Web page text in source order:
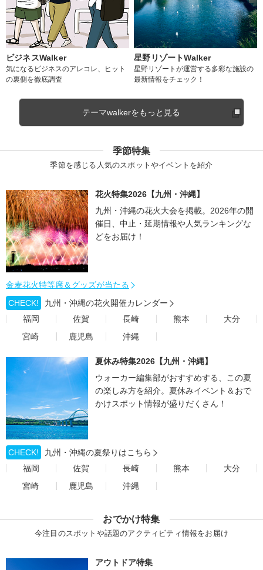
ビジネスWalker
気になるビジネスのアレコレ、ヒット
の裏側を徹底調査
星野リゾートWalker
星野リゾートが運営する多彩な施設の
最新情報をチェック！
テーマwalkerをもっと見る
季節特集
季節を感じる人気のスポットやイベントを紹介
花火特集2026【九州・沖縄】
九州・沖縄の花火大会を掲載。2026年の開
催日、中止・延期情報や人気ランキングな
どをお届け！
金麦花火特等席＆グッズが当たる
CHECK!
九州・沖縄の花火開催カレンダー
福岡
佐賀 長崎 熊本
大分
宮崎
鹿児島 沖縄
夏休み特集2026【九州・沖縄】
ウォーカー編集部がおすすめする、この夏
の楽しみ方を紹介。夏休みイベント＆おで
かけスポット情報が盛りだくさん！
CHECK!
九州・沖縄の夏祭りはこちら
福岡
佐賀 長崎 熊本
大分
宮崎
鹿児島 沖縄
おでかけ特集
今注目のスポットや話題のアクティビティ情報をお届け
アウトドア特集